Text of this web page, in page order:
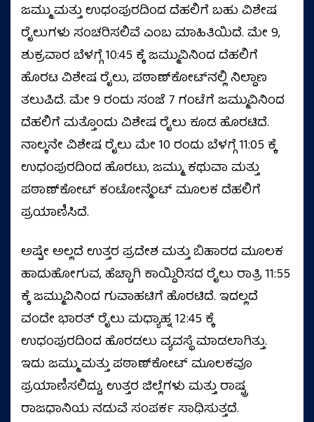
ಜಮ್ಮು ಮತ್ತು ಉಧಂಪುರದಿಂದ ದೆಹಲಿಗೆ ಬಹು ವಿಶೇಷ
ರೈಲುಗಳು ಸಂಚರಿಸಲಿವೆ ಎಂಬ ಮಾಹಿತಿಯಿದೆ. ಮೇ 9,
ಶುಕ್ರವಾರ ಬೆಳಗ್ಗೆ 10:45 ಕ್ಕೆ ಜಮ್ಮುವಿನಿಂದ ದೆಹಲಿಗೆ
ಹೊರಟ ವಿಶೇಷ ರೈಲು, ಪಠಾಣ್‌ಕೋಟ್‌ನಲ್ಲಿ ನಿಲ್ದಾಣ
ತಲುಪಿದೆ. ಮೇ 9 ರಂದು ಸಂಜೆ 7 ಗಂಟೆಗೆ ಜಮ್ಮುವಿನಿಂದ
ದೆಹಲಿಗೆ ಮತ್ತೊಂದು ವಿಶೇಷ ರೈಲು ಕೂಡ ಹೊರಟಿದೆ.
ನಾಲ್ಕನೇ ವಿಶೇಷ ರೈಲು ಮೇ 10 ರಂದು ಬೆಳಗ್ಗೆ 11:05 ಕ್ಕೆ
ಉಧಂಪುರದಿಂದ ಹೊರಟು, ಜಮ್ಮು, ಕಥುವಾ ಮತ್ತು
ಪಠಾಣ್‌ಕೋಟ್ ಕಂಟೋನ್ಮೆಂಟ್ ಮೂಲಕ ದೆಹಲಿಗೆ
ಪ್ರಯಾಣಿಸಿದೆ.
ಅಷ್ಟೇ ಅಲ್ಲದೆ ಉತ್ತರ ಪ್ರದೇಶ ಮತ್ತು ಬಿಹಾರದ ಮೂಲಕ
ಹಾದುಹೋಗುವ, ಹೆಚ್ಚಾಗಿ ಕಾಯ್ದಿರಿಸದ ರೈಲು ರಾತ್ರಿ 11:55
ಕ್ಕೆ ಜಮ್ಮುವಿನಿಂದ ಗುವಾಹಟಿಗೆ ಹೊರಟಿದೆ. ಇದಲ್ಲದೆ
ವಂದೇ ಭಾರತ್ ರೈಲು ಮಧ್ಯಾಹ್ನ 12:45 ಕ್ಕೆ
ಉಧಂಪುರದಿಂದ ಹೊರಡಲು ವ್ಯವಸ್ಥೆ ಮಾಡಲಾಗಿತ್ತು.
ಇದು ಜಮ್ಮು ಮತ್ತು ಪಠಾಣ್‌ಕೋಟ್ ಮೂಲಕವೂ
ಪ್ರಯಾಣಿಸಲಿದ್ದು, ಉತ್ತರ ಜಿಲ್ಲೆಗಳು ಮತ್ತು ರಾಷ್ಟ್ರ
ರಾಜಧಾನಿಯ ನಡುವೆ ಸಂಪರ್ಕ ಸಾಧಿಸುತ್ತದೆ.